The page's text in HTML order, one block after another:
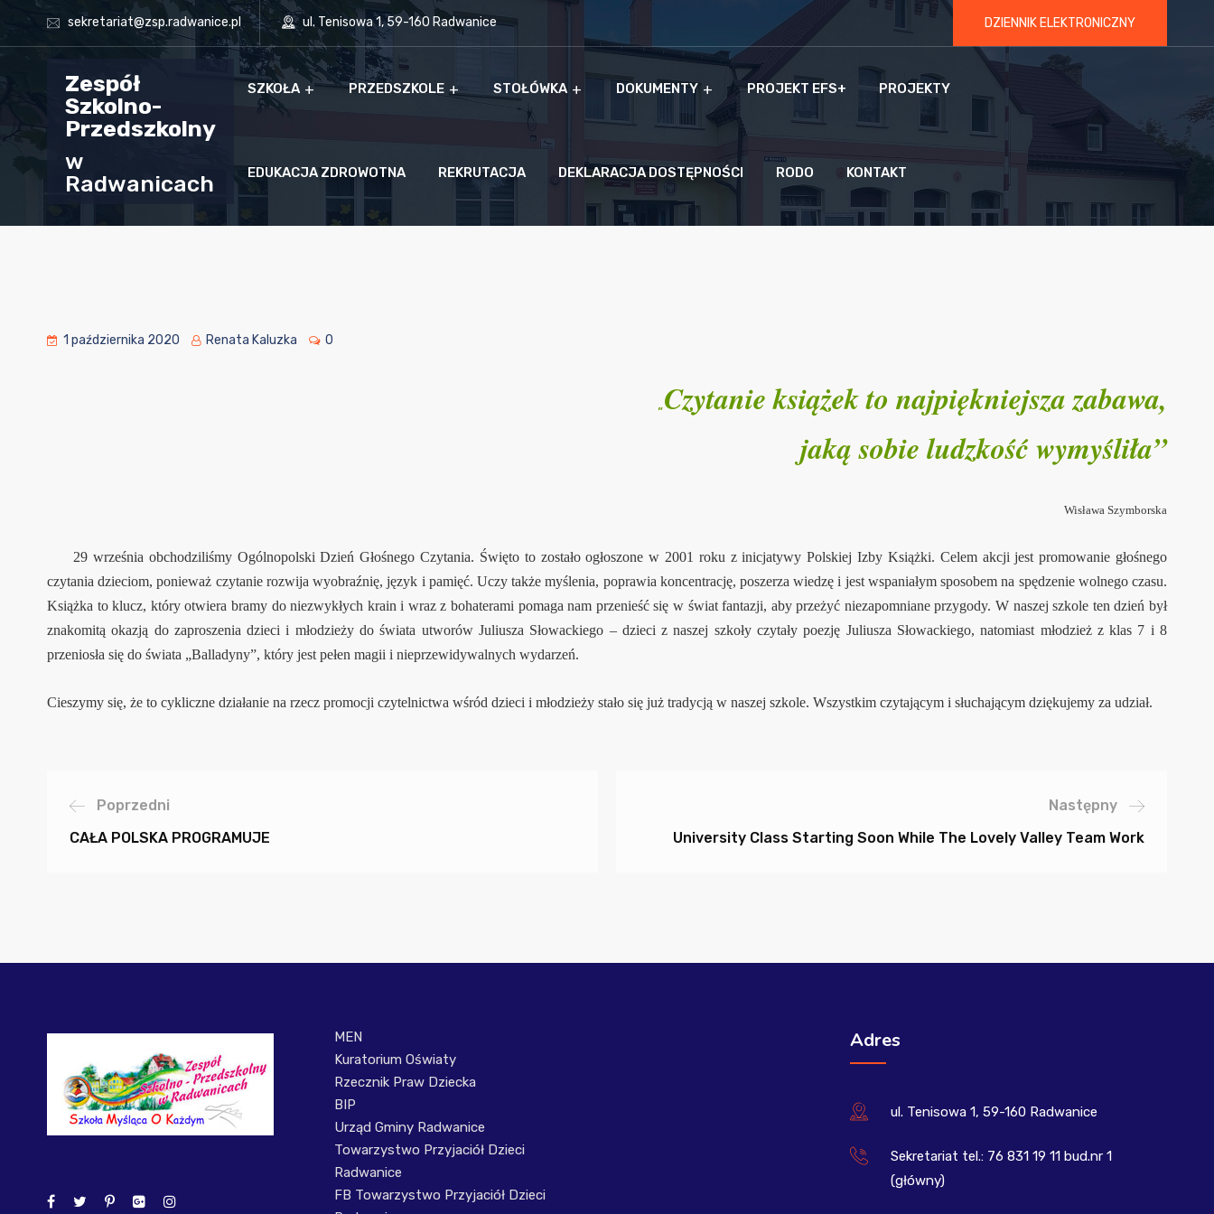
sekretariat@zsp.radwanice.pl ul. Tenisowa 1, 59-160 Radwanice DZIENNIK ELEKTRONICZNY
Zespół
Szkolno-
Przedszkolny
w
Radwanicach
SZKOŁA PRZEDSZKOLE STOŁÓWKA DOKUMENTY PROJEKT EFS+ PROJEKTY
EDUKACJA ZDROWOTNA REKRUTACJA DEKLARACJA DOSTĘPNOŚCI RODO KONTAKT
1 października 2020 Renata Kaluzka 0
„Czytanie książek to najpiękniejsza zabawa,
jaką sobie ludzkość wymyśliła”
Wisława Szymborska
29 września obchodziliśmy Ogólnopolski Dzień Głośnego Czytania. Święto to zostało ogłoszone w 2001 roku z inicjatywy Polskiej Izby Książki. Celem akcji jest promowanie głośnego
czytania dzieciom, ponieważ czytanie rozwija wyobraźnię, język i pamięć. Uczy także myślenia, poprawia koncentrację, poszerza wiedzę i jest wspaniałym sposobem na spędzenie wolnego czasu.
Książka to klucz, który otwiera bramy do niezwykłych krain i wraz z bohaterami pomaga nam przenieść się w świat fantazji, aby przeżyć niezapomniane przygody. W naszej szkole ten dzień był
znakomitą okazją do zaproszenia dzieci i młodzieży do świata utworów Juliusza Słowackiego – dzieci z naszej szkoły czytały poezję Juliusza Słowackiego, natomiast młodzież z klas 7 i 8
przeniosła się do świata „Balladyny”, który jest pełen magii i nieprzewidywalnych wydarzeń.
Cieszymy się, że to cykliczne działanie na rzecz promocji czytelnictwa wśród dzieci i młodzieży stało się już tradycją w naszej szkole. Wszystkim czytającym i słuchającym dziękujemy za udział.
Poprzedni
CAŁA POLSKA PROGRAMUJE
Następny
University Class Starting Soon While The Lovely Valley Team Work
MEN
Kuratorium Oświaty
Rzecznik Praw Dziecka
BIP
Urząd Gminy Radwanice
Towarzystwo Przyjaciół Dzieci
Radwanice
FB Towarzystwo Przyjaciół Dzieci
Adres
ul. Tenisowa 1, 59-160 Radwanice
Sekretariat tel.: 76 831 19 11 bud.nr 1
(główny)